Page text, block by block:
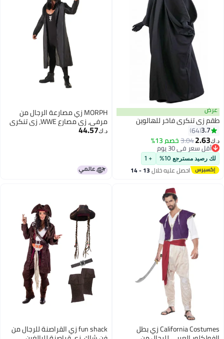
عرض
طقم زي تنكري فاخر للهالوين
3.7
64
د.ك‏2.63
3.04خصم 13%
أقل سعر في 30 يوم
أقل سعر في 30 يوم
لك رصيد مسترجع 10% + 1
احصل عليه خلال 13 - 14
MORPH زي مصارعة الرجال من
مرفي، زي مصارع WWE، زي تنكري
مميز
د.ك‏44.57
California Costumes زي بطل fun shack زي القراصنة للرجال من